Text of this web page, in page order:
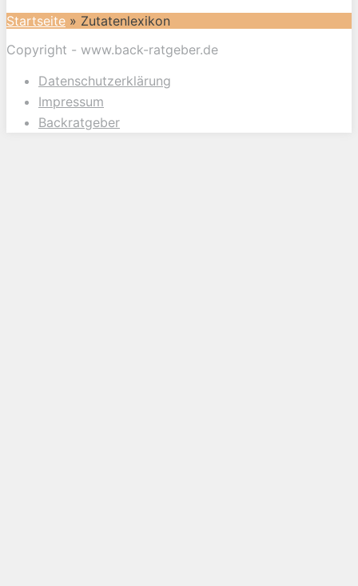
Startseite » Zutatenlexikon
Copyright - www.back-ratgeber.de
Datenschutzerklärung
Impressum
Backratgeber